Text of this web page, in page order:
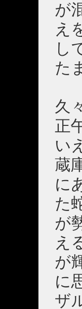
が
え
し
た
久
正
い
蔵
に
た
が
え
が
に
ザ